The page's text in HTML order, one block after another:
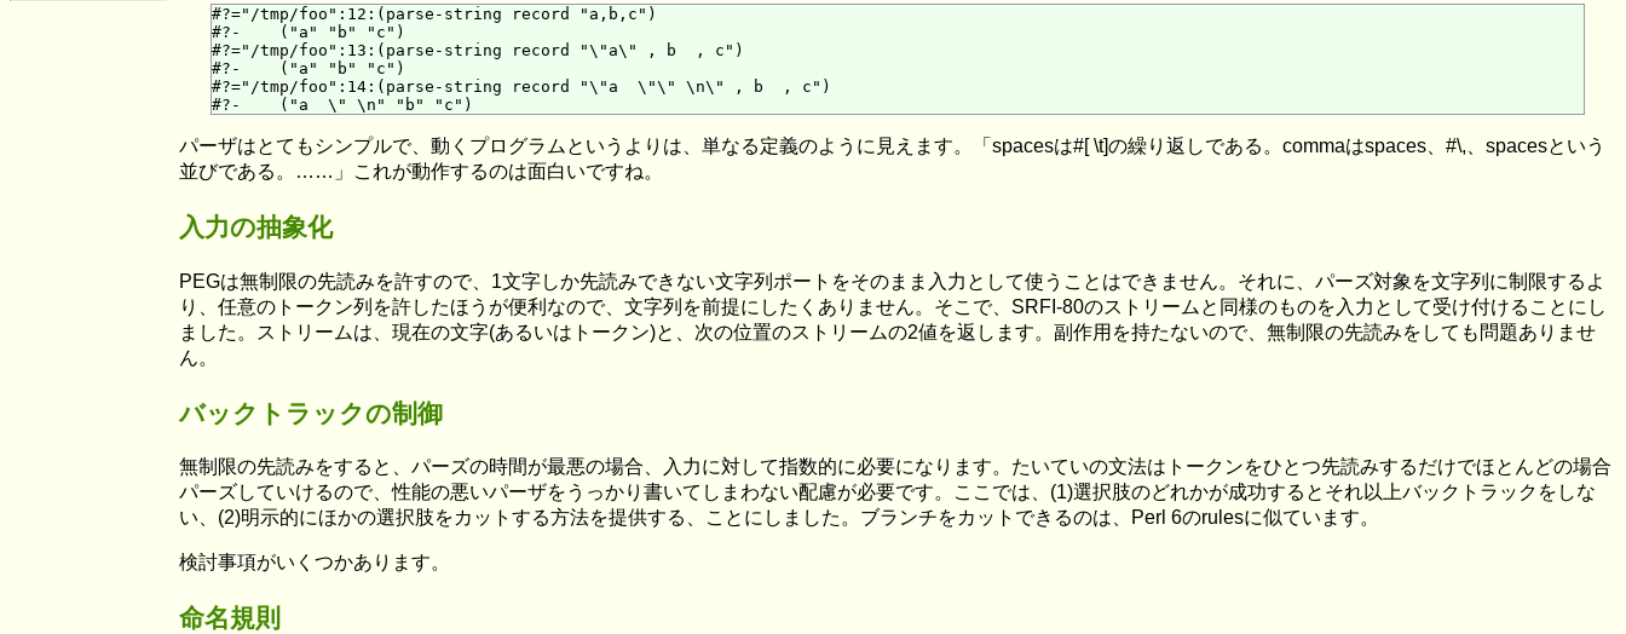
#?="/tmp/foo":12:(parse-string record "a,b,c")
#?-    ("a" "b" "c")
#?="/tmp/foo":13:(parse-string record "\"a\" , b  , c")
#?-    ("a" "b" "c")
#?="/tmp/foo":14:(parse-string record "\"a  \"\" \n\" , b  , c")
パーザはとてもシンプルで、動くプログラムというよりは、単なる定義のように見えます。「spacesは#[ \t]の繰り返しである。commaはspaces、#\,、spacesという
並びである。……」これが動作するのは面白いですね。
入力の抽象化
PEGは無制限の先読みを許すので、1文字しか先読みできない文字列ポートをそのまま入力として使うことはできません。それに、パーズ対象を文字列に制限するよ
り、任意のトークン列を許したほうが便利なので、文字列を前提にしたくありません。そこで、SRFI-80のストリームと同様のものを入力として受け付けることにし
ました。ストリームは、現在の文字(あるいはトークン)と、次の位置のストリームの2値を返します。副作用を持たないので、無制限の先読みをしても問題ありませ
ん。
バックトラックの制御
無制限の先読みをすると、パーズの時間が最悪の場合、入力に対して指数的に必要になります。たいていの文法はトークンをひとつ先読みするだけでほとんどの場合
パーズしていけるので、性能の悪いパーザをうっかり書いてしまわない配慮が必要です。ここでは、(1)選択肢のどれかが成功するとそれ以上バックトラックをしな
い、(2)明示的にほかの選択肢をカットする方法を提供する、ことにしました。ブランチをカットできるのは、Perl 6のrulesに似ています。
検討事項がいくつかあります。
命名規則